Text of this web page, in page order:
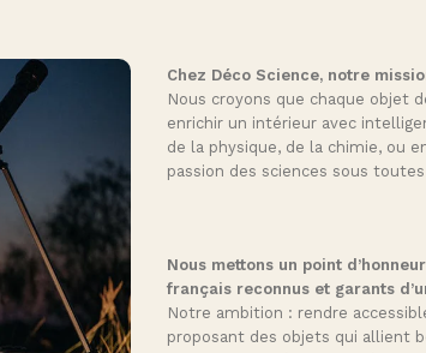
Chez Déco Science, notre
Nous croyons que chaque objet
enrichir un intérieur avec
de la physique, de la chimie, ou
passion des sciences sous
Nous mettons un point
français reconnus et garants
Notre ambition : rendre
proposant des objets qui allient